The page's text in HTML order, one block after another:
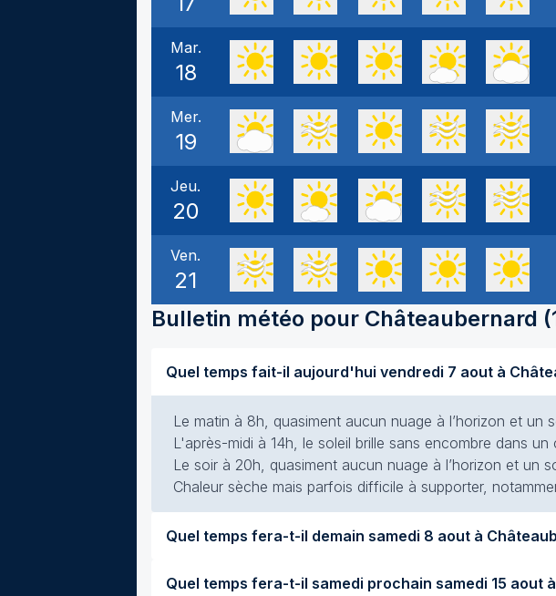
Mar.
18
Mer.
19
Jeu.
20
Ven.
21
Bulletin météo pour Châteaubernard (
Quel temps fait-il aujourd'hui
Le matin à 8h, quasiment aucun nuage à l’horizon et un
L'après-midi à 14h, le soleil brille sans encombre dans
Le soir à 20h, quasiment aucun nuage à l’horizon et un
Chaleur sèche mais parfois difficile à supporter,
Quel temps fera-t-il demain samedi 8
Quel temps fera-t-il samedi